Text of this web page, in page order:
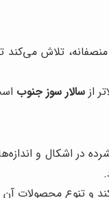
تلاش می‌کند
از سالار سوز جنوب
در اشکال و
و تنوع محصولات